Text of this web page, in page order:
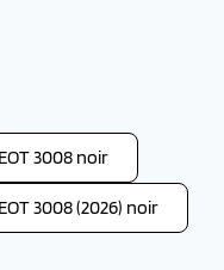
3008 noir
3008 (2026) noir